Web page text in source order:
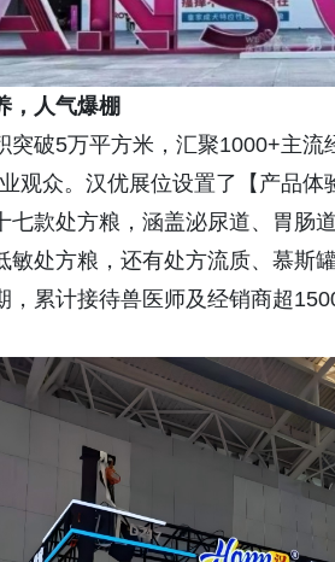
，人气爆棚
突破5万平方米，汇聚1000+主
观众。汉优展位设置了【产品
七款处方粮，涵盖泌尿道、胃肠
敏处方粮，还有处方流质、慕斯
，累计接待兽医师及经销商超